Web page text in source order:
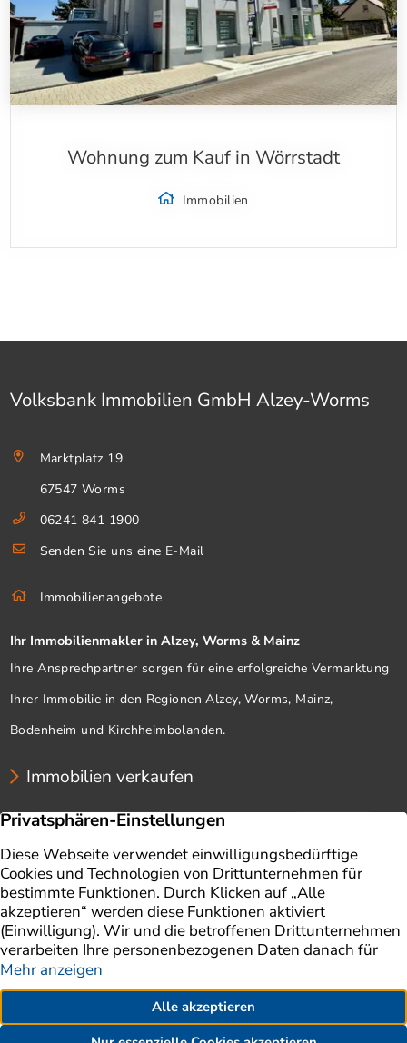
Wohnung zum Kauf in Wörrstadt
Immobilien
Volksbank Immobilien GmbH Alzey-Worms
Marktplatz 19
67547 Worms
06241 841 1900
Senden Sie uns eine E-Mail
Immobilienangebote
Ihr Immobilienmakler in Alzey, Worms & Mainz
Ihre Ansprechpartner sorgen für eine erfolgreiche Vermarktung
Ihrer Immobilie in den Regionen Alzey, Worms, Mainz,
Bodenheim und Kirchheimbolanden.
Immobilien verkaufen
Unternehmen
Immobilie verkaufen
Ratgeber
Immobilienbewertung
Impressum
Aktuelles
Datenschutz
Finanzierung
AGB
Referenzen
Erklärung zur Barrierefreiheit